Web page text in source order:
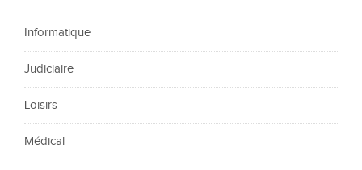
Informatique
Judiciaire
Loisirs
Médical